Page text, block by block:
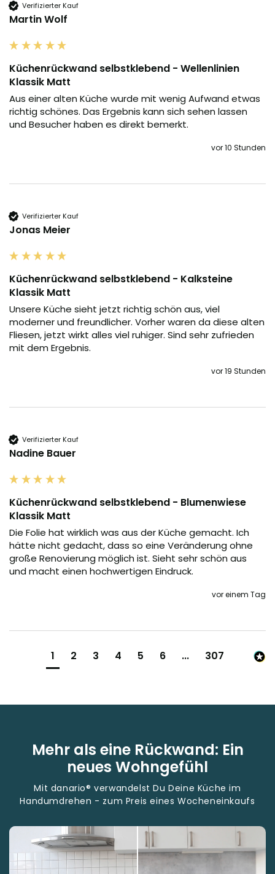
Verifizierter Kauf
Martin Wolf
Küchenrückwand selbstklebend - Wellenlinien
Klassik Matt
Aus einer alten Küche wurde mit wenig Aufwand etwas
richtig schönes. Das Ergebnis kann sich sehen lassen
und Besucher haben es direkt bemerkt.
vor 10 Stunden
Verifizierter Kauf
Jonas Meier
Küchenrückwand selbstklebend - Kalksteine
Klassik Matt
Unsere Küche sieht jetzt richtig schön aus, viel
moderner und freundlicher. Vorher waren da diese alten
Fliesen, jetzt wirkt alles viel ruhiger. Sind sehr zufrieden
mit dem Ergebnis.
vor 19 Stunden
Verifizierter Kauf
Nadine Bauer
Küchenrückwand selbstklebend - Blumenwiese
Klassik Matt
Die Folie hat wirklich was aus der Küche gemacht. Ich
hätte nicht gedacht, dass so eine Veränderung ohne
große Renovierung möglich ist. Sieht sehr schön aus
und macht einen hochwertigen Eindruck.
vor einem Tag
1 2 3 4 5 6 ... 307
Mehr als eine Rückwand: Ein
neues Wohngefühl
Mit danario® verwandelst Du Deine Küche im
Handumdrehen - zum Preis eines Wocheneinkaufs